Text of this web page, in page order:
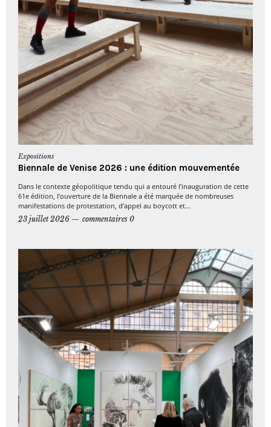
Expositions
Biennale de Venise 2026 : une édition mouvementée
Dans le contexte géopolitique tendu qui a entouré l’inauguration de cette
61e édition, l’ouverture de la Biennale a été marquée de nombreuses
manifestations de protestation, d’appel au boycott et...
23 juillet 2026
commentaires 0